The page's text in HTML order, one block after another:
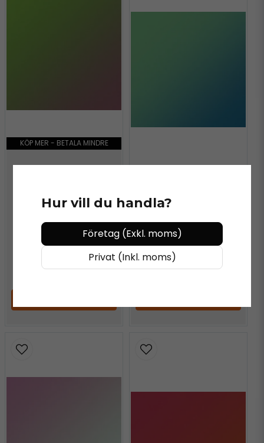
KÖP MER - BETALA MINDRE
AVOCADO
745 kr/ Meter
ORACAL 970MRA - 318
AQUAMARINE
745 kr/ Meter
Hur vill du handla?
Företag (Exkl. moms)
Privat (Inkl. moms)